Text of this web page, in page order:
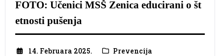
FOTO: Učenici MSŠ Zenica educirani o št
etnosti pušenja
14. Februara 2025. Prevencija